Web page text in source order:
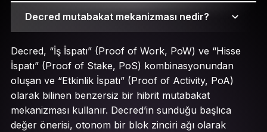
Decred mutabakat mekanizması nedir?
Decred, “İş İspatı” (Proof of Work, PoW) ve “Hisse
İspatı” (Proof of Stake, PoS) kombinasyonundan
oluşan ve “Etkinlik İspatı” (Proof of Activity, PoA)
olarak bilinen benzersiz bir hibrit mutabakat
mekanizması kullanır. Decred’in sunduğu başlıca
değer önerisi, otonom bir blok zinciri ağı olarak